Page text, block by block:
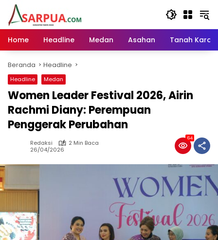
Langsung
konten
Home
Headline Medan Asahan Tanah Karo
Beranda Headline
Headline Medan
Women Leader Festival 2026, Airin
Rachmi Diany: Perempuan
Penggerak Perubahan
Redaksi
2 Min Baca
26/04/2026
64